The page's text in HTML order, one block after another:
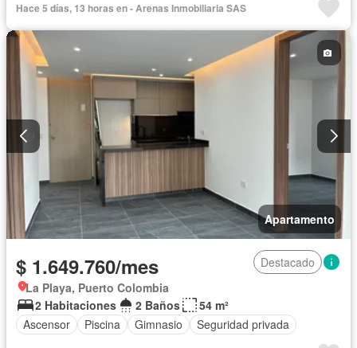
Vista panorámica
Hace 5 días, 13 horas en - Arenas Inmobiliaria SAS
Apartamento
$ 1.649.760/mes
Destacado
La Playa, Puerto Colombia
2 Habitaciones
2 Baños
54 m²
Ascensor
Piscina Gimnasio Seguridad privada